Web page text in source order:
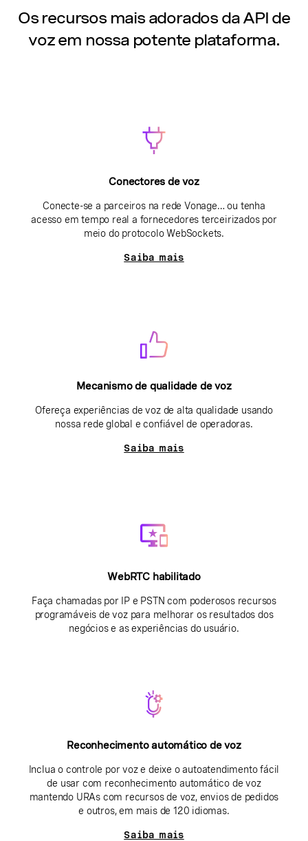
Os recursos mais adorados da API de
voz em nossa potente plataforma.
Conectores de voz
Conecte-se a parceiros na rede Vonage… ou tenha
acesso em tempo real a fornecedores terceirizados por
meio do protocolo WebSockets.
Saiba mais
Mecanismo de qualidade de voz
Ofereça experiências de voz de alta qualidade usando
nossa rede global e confiável de operadoras.
Saiba mais
WebRTC habilitado
Faça chamadas por IP e PSTN com poderosos recursos
programáveis de voz para melhorar os resultados dos
negócios e as experiências do usuário.
Reconhecimento automático de voz
Inclua o controle por voz e deixe o autoatendimento fácil
de usar com reconhecimento automático de voz
mantendo URAs com recursos de voz, envios de pedidos
e outros, em mais de 120 idiomas.
Saiba mais